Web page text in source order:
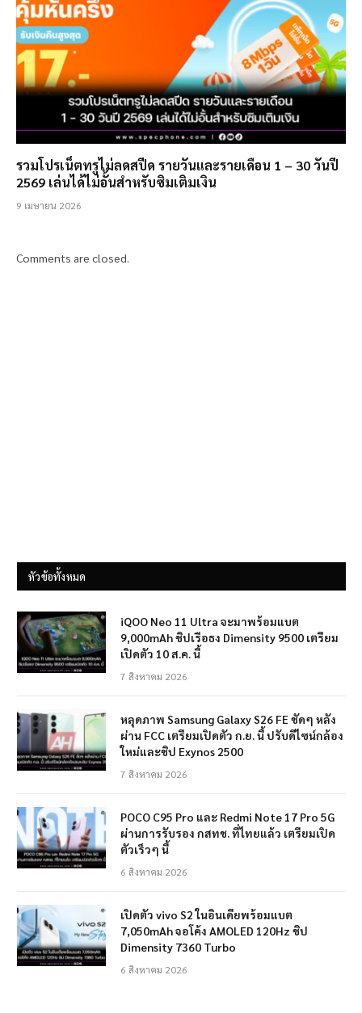
รวมโปรเน็ตทรูไม่ลดสปีด รายวันและรายเดือน 1 – 30 วันปี
2569 เล่นได้ไม่อั้นสำหรับซิมเติมเงิน
9 เมษายน 2026
Comments are closed.
หัวข้อทั้งหมด
iQOO Neo 11 Ultra จะมาพร้อมแบต
9,000mAh ชิปเรือธง Dimensity 9500 เตรียม
เปิดตัว 10 ส.ค. นี้
7 สิงหาคม 2026
หลุดภาพ Samsung Galaxy S26 FE ชัดๆ หลัง
ผ่าน FCC เตรียมเปิดตัว ก.ย. นี้ ปรับดีไซน์กล้อง
ใหม่และชิป Exynos 2500
7 สิงหาคม 2026
POCO C95 Pro และ Redmi Note 17 Pro 5G
ผ่านการรับรอง กสทช. ที่ไทยแล้ว เตรียมเปิด
ตัวเร็วๆ นี้
6 สิงหาคม 2026
เปิดตัว vivo S2 ในอินเดียพร้อมแบต
7,050mAh จอโค้ง AMOLED 120Hz ชิป
Dimensity 7360 Turbo
6 สิงหาคม 2026